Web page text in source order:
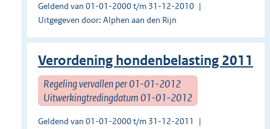
Geldend van 01-01-2000 t/m 31-12-2010
Uitgegeven door: Alphen aan den Rijn
Verordening hondenbelasting 2011
Regeling vervallen per 01-01-2012
Uitwerkingtredingdatum 01-01-2012
Geldend van 01-01-2000 t/m 31-12-2011